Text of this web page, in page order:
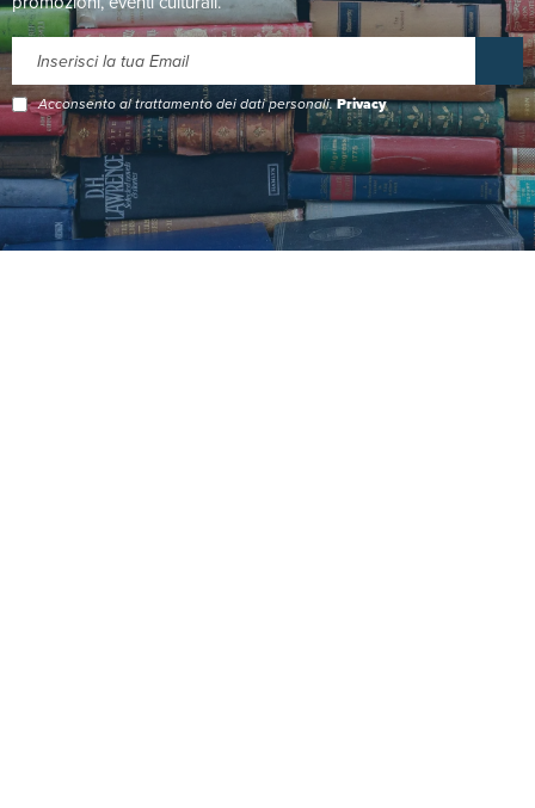
Acconsento al trattamento dei dati personali.Privacy